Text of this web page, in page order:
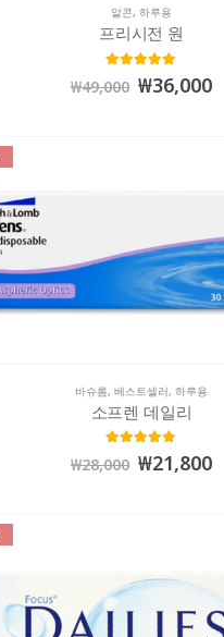
알콘, 하루용
프리시전 원
₩49,000 ₩36,000
바슈롬, 베스트셀러, 하루용
소프렌 데일리
out of 5
₩28,000 ₩21,800